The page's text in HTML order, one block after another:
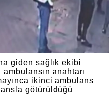
giden sağlık ekibi
anahtarı
ikinci ambulans
götürüldüğü